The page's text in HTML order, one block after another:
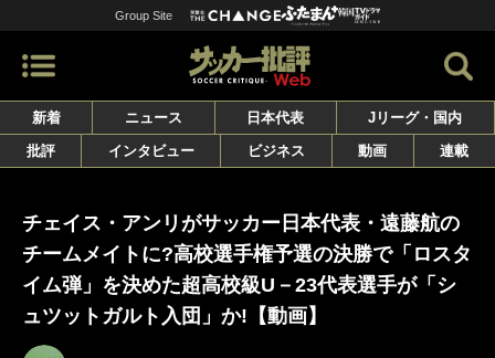
Group Site
新着 ニュース 日本代表
Jリーグ・国内
批評
インタビュー ビジネス 動画 連載
チェイス・アンリがサッカー日本代表・遠藤航の
チームメイトに?高校選手権予選の決勝で「ロスタ
イム弾」を決めた超高校級U－23代表選手が「シ
ュツットガルト入団」か!【動画】